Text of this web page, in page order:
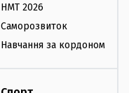
НМТ 2026
Саморозвиток
Навчання за кордоном